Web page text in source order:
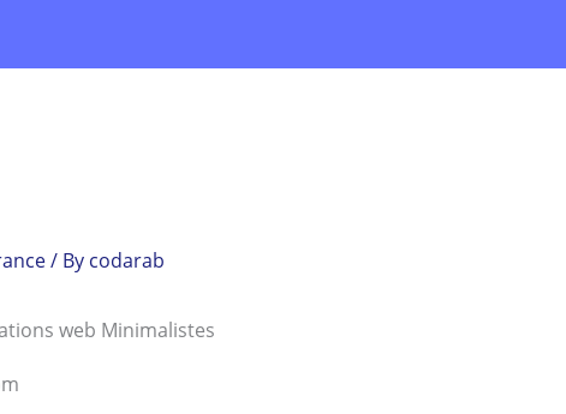
/ By codarab
web Minimalistes